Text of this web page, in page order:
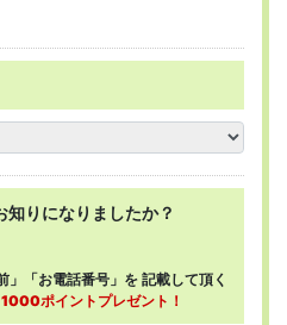
知りになりましたか？
」「お電話番号」を 記載して頂く
1000ポイントプレゼント！